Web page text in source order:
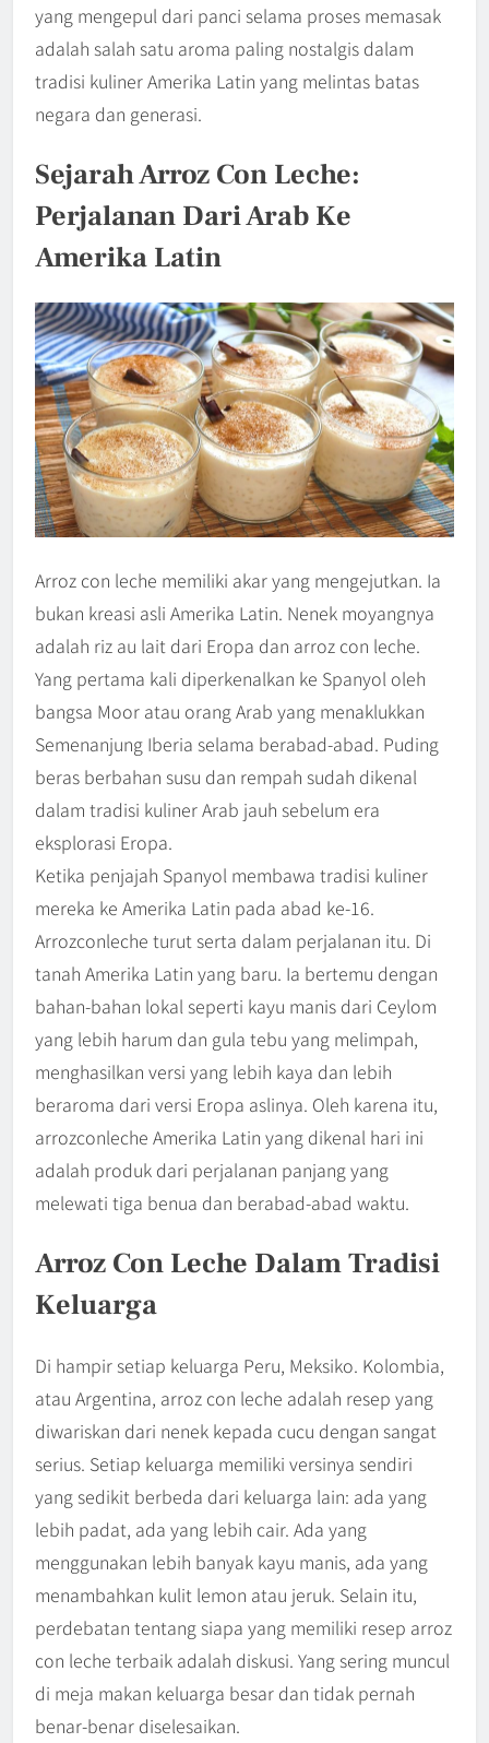
yang mengepul dari panci selama proses memasak
adalah salah satu aroma paling nostalgis dalam
tradisi kuliner Amerika Latin yang melintas batas
negara dan generasi.
Sejarah Arroz Con Leche:
Perjalanan Dari Arab Ke
Amerika Latin
Arroz con leche memiliki akar yang mengejutkan. Ia
bukan kreasi asli Amerika Latin. Nenek moyangnya
adalah riz au lait dari Eropa dan arroz con leche.
Yang pertama kali diperkenalkan ke Spanyol oleh
bangsa Moor atau orang Arab yang menaklukkan
Semenanjung Iberia selama berabad-abad. Puding
beras berbahan susu dan rempah sudah dikenal
dalam tradisi kuliner Arab jauh sebelum era
eksplorasi Eropa.
Ketika penjajah Spanyol membawa tradisi kuliner
mereka ke Amerika Latin pada abad ke-16.
Arrozconleche turut serta dalam perjalanan itu. Di
tanah Amerika Latin yang baru. Ia bertemu dengan
bahan-bahan lokal seperti kayu manis dari Ceylom
yang lebih harum dan gula tebu yang melimpah,
menghasilkan versi yang lebih kaya dan lebih
beraroma dari versi Eropa aslinya. Oleh karena itu,
arrozconleche Amerika Latin yang dikenal hari ini
adalah produk dari perjalanan panjang yang
melewati tiga benua dan berabad-abad waktu.
Arroz Con Leche Dalam Tradisi
Keluarga
Di hampir setiap keluarga Peru, Meksiko. Kolombia,
atau Argentina, arroz con leche adalah resep yang
diwariskan dari nenek kepada cucu dengan sangat
serius. Setiap keluarga memiliki versinya sendiri
yang sedikit berbeda dari keluarga lain: ada yang
lebih padat, ada yang lebih cair. Ada yang
menggunakan lebih banyak kayu manis, ada yang
menambahkan kulit lemon atau jeruk. Selain itu,
perdebatan tentang siapa yang memiliki resep arroz
con leche terbaik adalah diskusi. Yang sering muncul
di meja makan keluarga besar dan tidak pernah
benar-benar diselesaikan.